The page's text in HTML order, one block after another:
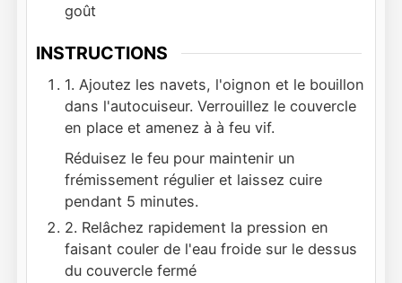
goût
INSTRUCTIONS
1. Ajoutez les navets, l'oignon et le bouillon
dans l'autocuiseur. Verrouillez le couvercle
en place et amenez à à feu vif.
Réduisez le feu pour maintenir un
frémissement régulier et laissez cuire
pendant 5 minutes.
2. Relâchez rapidement la pression en
faisant couler de l'eau froide sur le dessus
du couvercle fermé